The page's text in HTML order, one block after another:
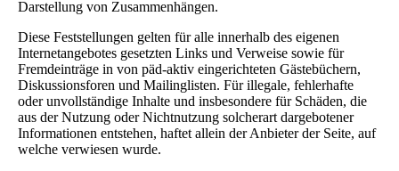
Darstellung von Zusammenhängen.
Diese Feststellungen gelten für alle innerhalb des eigenen
Internetangebotes gesetzten Links und Verweise sowie für
Fremdeinträge in von päd-aktiv eingerichteten Gästebüchern,
Diskussionsforen und Mailinglisten. Für illegale, fehlerhafte
oder unvollständige Inhalte und insbesondere für Schäden, die
aus der Nutzung oder Nichtnutzung solcherart dargebotener
Informationen entstehen, haftet allein der Anbieter der Seite, auf
welche verwiesen wurde.